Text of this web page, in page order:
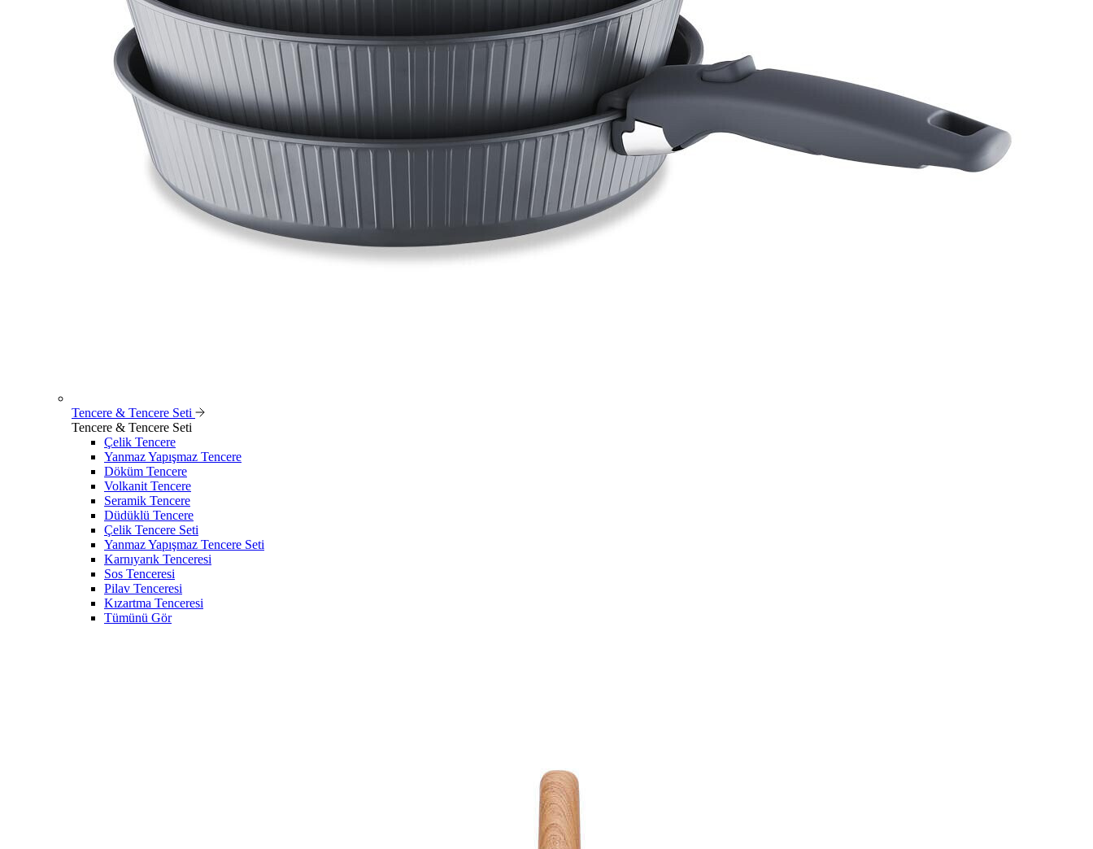
Tencere & Tencere Seti
Tencere & Tencere Seti
Çelik Tencere
Yanmaz Yapışmaz Tencere
Döküm Tencere
Volkanit Tencere
Seramik Tencere
Düdüklü Tencere
Çelik Tencere Seti
Yanmaz Yapışmaz Tencere Seti
Karnıyarık Tenceresi
Sos Tenceresi
Pilav Tenceresi
Kızartma Tenceresi
Tümünü Gör